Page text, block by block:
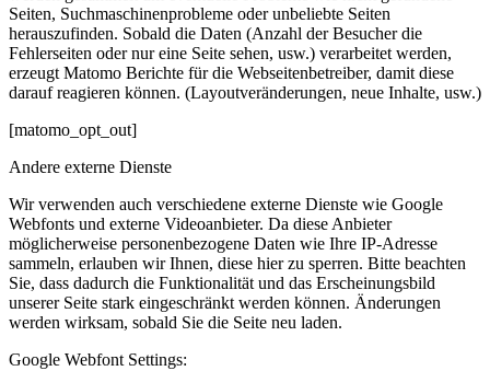
Seiten, Suchmaschinenprobleme oder unbeliebte Seiten
herauszufinden. Sobald die Daten (Anzahl der Besucher die
Fehlerseiten oder nur eine Seite sehen, usw.) verarbeitet werden,
erzeugt Matomo Berichte für die Webseitenbetreiber, damit diese
darauf reagieren können. (Layoutveränderungen, neue Inhalte, usw.)
[matomo_opt_out]
Andere externe Dienste
Wir verwenden auch verschiedene externe Dienste wie Google
Webfonts und externe Videoanbieter. Da diese Anbieter
möglicherweise personenbezogene Daten wie Ihre IP-Adresse
sammeln, erlauben wir Ihnen, diese hier zu sperren. Bitte beachten
Sie, dass dadurch die Funktionalität und das Erscheinungsbild
unserer Seite stark eingeschränkt werden können. Änderungen
werden wirksam, sobald Sie die Seite neu laden.
Google Webfont Settings: